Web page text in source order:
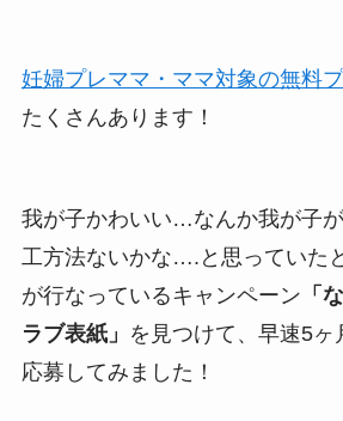
妊婦プレママ・ママ対象の無料
たくさんあります！
我が子かわいい…なんか我が子
工方法ないかな….と思っていた
が行なっているキャンペーン 「
ラブ表紙」 を見つけて、早速5
応募してみました！